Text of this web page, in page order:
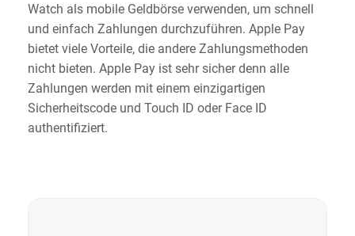
Watch als mobile Geldbörse verwenden, um schnell
und einfach Zahlungen durchzuführen. Apple Pay
bietet viele Vorteile, die andere Zahlungsmethoden
nicht bieten. Apple Pay ist sehr sicher denn alle
Zahlungen werden mit einem einzigartigen
Sicherheitscode und Touch ID oder Face ID
authentifiziert.